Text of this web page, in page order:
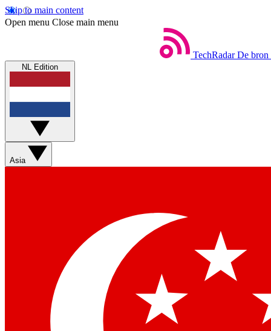
Skip to main content
Open menu Close main menu
TechRadar De bron
NL Edition
Asia